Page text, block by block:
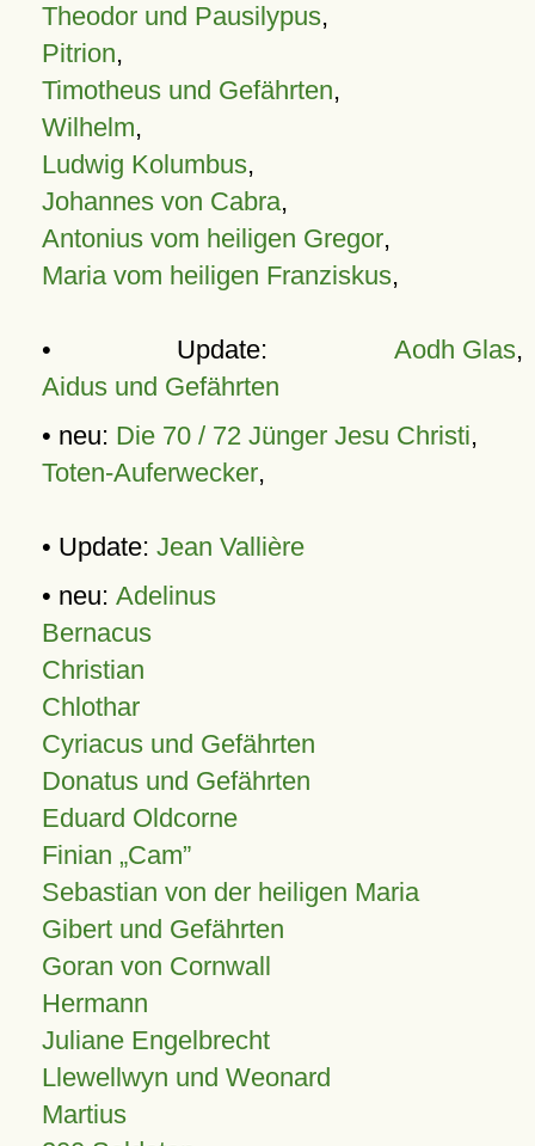
Theodor und Pausilypus,
Pitrion,
Timotheus und Gefährten,
Wilhelm,
Ludwig Kolumbus,
Johannes von Cabra,
Antonius vom heiligen Gregor,
Maria vom heiligen Franziskus,
• Update: Aodh Glas,
Aidus und Gefährten
• neu: Die 70 / 72 Jünger Jesu Christi,
Toten-Auferwecker,
• Update: Jean Vallière
• neu: Adelinus
Bernacus
Christian
Chlothar
Cyriacus und Gefährten
Donatus und Gefährten
Eduard Oldcorne
Finian Cam
Sebastian von der heiligen Maria
Gibert und Gefährten
Goran von Cornwall
Hermann
Juliane Engelbrecht
Llewellwyn und Weonard
Martius